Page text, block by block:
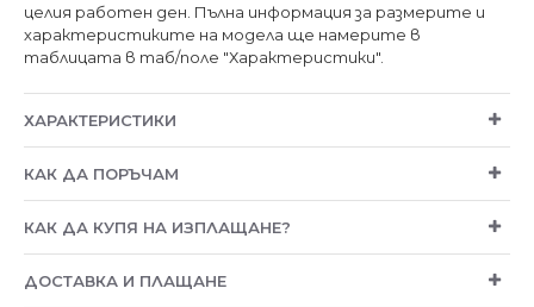
целия работен ден. Пълна информация за размерите и
характеристиките на модела ще намерите в
таблицата в таб/поле "Характеристики".
ХАРАКТЕРИСТИКИ
КАК ДА ПОРЪЧАМ
КАК ДА КУПЯ НА ИЗПЛАЩАНЕ?
ДОСТАВКА И ПЛАЩАНЕ